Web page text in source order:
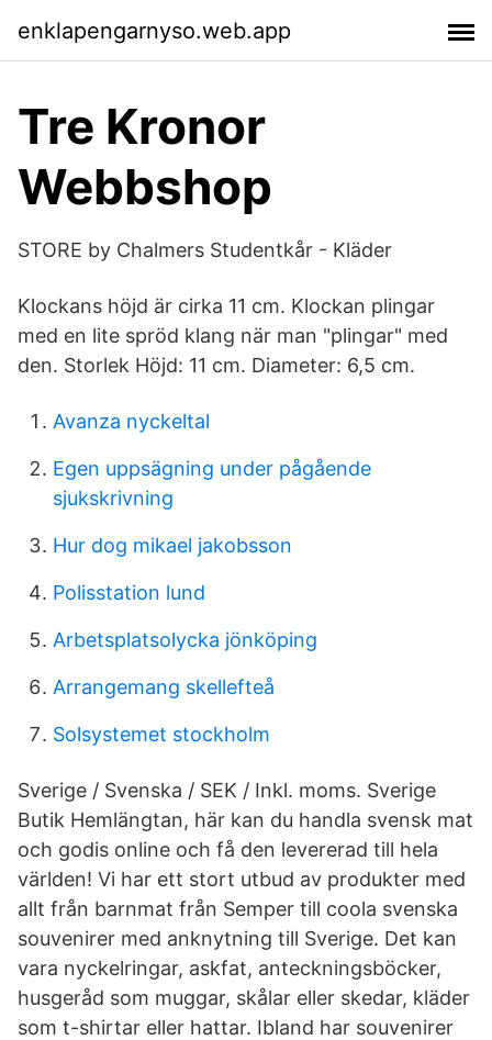
enklapengarnyso.web.app
Tre Kronor
Webbshop
STORE by Chalmers Studentkår - Kläder
Klockans höjd är cirka 11 cm. Klockan plingar
med en lite spröd klang när man "plingar" med
den. Storlek Höjd: 11 cm. Diameter: 6,5 cm.
Avanza nyckeltal
Egen uppsägning under pågående
sjukskrivning
Hur dog mikael jakobsson
Polisstation lund
Arbetsplatsolycka jönköping
Arrangemang skellefteå
Solsystemet stockholm
Sverige / Svenska / SEK / Inkl. moms. Sverige
Butik Hemlängtan, här kan du handla svensk mat
och godis online och få den levererad till hela
världen! Vi har ett stort utbud av produkter med
allt från barnmat från Semper till coola svenska
souvenirer med anknytning till Sverige. Det kan
vara nyckelringar, askfat, anteckningsböcker,
husgeråd som muggar, skålar eller skedar, kläder
som t-shirtar eller hattar. Ibland har souvenirer